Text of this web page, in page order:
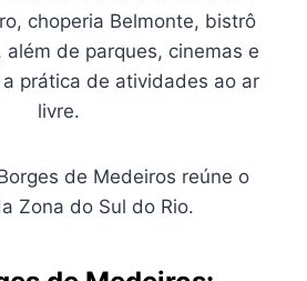
choperia Belmonte, bistrô
além de parques, cinemas e
prática de atividades ao ar
livre.
de Medeiros reúne o
Zona do Sul do Rio.